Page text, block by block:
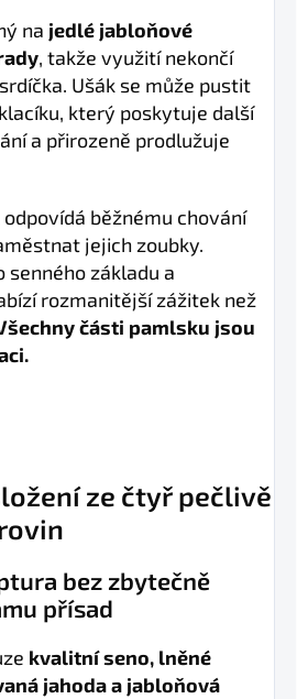
na jedlé jabloňové
, takže využití nekončí
Ušák se může pustit
který poskytuje další
a přirozeně prodlužuje
běžnému chování
jejich zoubky.
senného základu a
rozmanitější zážitek než
části pamlsku jsou
ze čtyř pečlivě
bez zbytečně
přísad
kvalitní seno, lněné
jahoda a jabloňová